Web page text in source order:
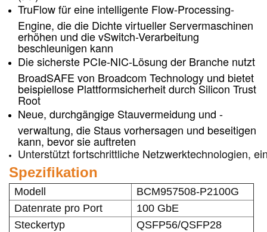
TruFlow für eine intelligente Flow-Processing-
Engine, die die Dichte virtueller Servermaschinen
erhöhen und die vSwitch-Verarbeitung
beschleunigen kann
Die sicherste PCIe-NIC-Lösung der Branche nutzt
BroadSAFE von Broadcom Technology und bietet
beispiellose Plattformsicherheit durch Silicon Trust
Root
Neue, durchgängige Stauvermeidung und -
verwaltung, die Staus vorhersagen und beseitigen
kann, bevor sie auftreten
Unterstützt fortschrittliche Netzwerktechnologien,
Spezifikation
Modell
BCM957508-P2100G
Datenrate pro Port
100 GbE
Steckertyp
QSFP56/QSFP28